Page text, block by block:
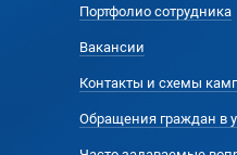
Портфолио сотрудника
Вакансии
Контакты и схемы
Обращения граждан в